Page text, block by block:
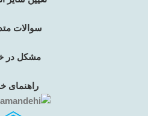
سوالات
مشکل در
راهنمای